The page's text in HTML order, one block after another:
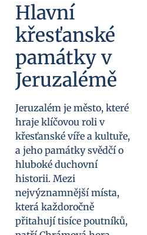
Hlavní
křesťanské
památky v
Jeruzalémě
Jeruzalém je město, které
hraje klíčovou roli v
křesťanské víře a kultuře,
a jeho památky svědčí o
hluboké duchovní
historii. Mezi
nejvýznamnější místa,
která každoročně
přitahují tisíce poutníků,